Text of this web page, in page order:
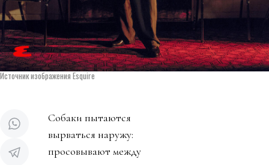
Источник изображения Esquire
Собаки пытаются
вырваться наружу:
просовывают между